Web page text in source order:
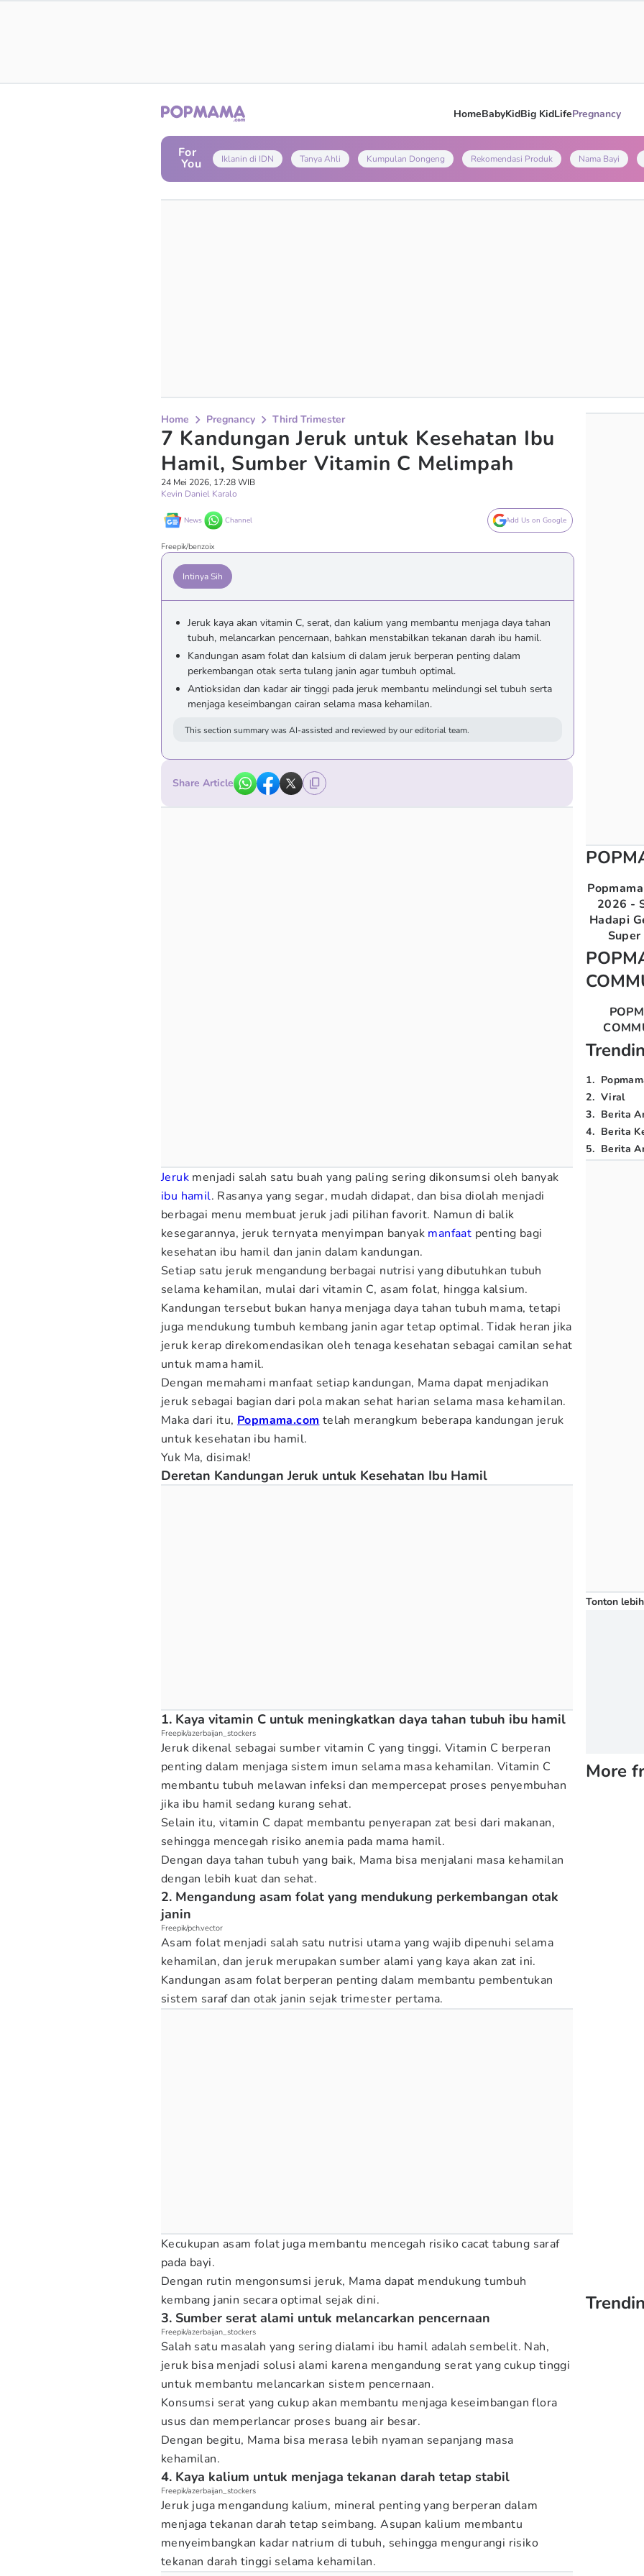
HomeBabyKidBig KidLifePregnancy
For
You Iklanin di IDN Tanya Ahli Kumpulan Dongeng Rekomendasi Produk Nama Bayi
Home Pregnancy Third Trimester
7 Kandungan Jeruk untuk Kesehatan Ibu
Hamil, Sumber Vitamin C Melimpah
24 Mei 2026, 17:28 WIB
Kevin Daniel Karalo
News Channel Add Us on Google
Freepik/benzoix
Intinya Sih
Jeruk kaya akan vitamin C, serat, dan kalium yang membantu menjaga daya tahan
tubuh, melancarkan pencernaan, bahkan menstabilkan tekanan darah ibu hamil.
Kandungan asam folat dan kalsium di dalam jeruk berperan penting dalam
perkembangan otak serta tulang janin agar tumbuh optimal.
Antioksidan dan kadar air tinggi pada jeruk membantu melindungi sel tubuh serta
menjaga keseimbangan cairan selama masa kehamilan.
This section summary was AI-assisted and reviewed by our editorial team.
Share Article
Jeruk menjadi salah satu buah yang paling sering dikonsumsi oleh banyak
ibu hamil. Rasanya yang segar, mudah didapat, dan bisa diolah menjadi
berbagai menu membuat jeruk jadi pilihan favorit. Namun di balik
kesegarannya, jeruk ternyata menyimpan banyak manfaat penting bagi
kesehatan ibu hamil dan janin dalam kandungan.
Setiap satu jeruk mengandung berbagai nutrisi yang dibutuhkan tubuh
selama kehamilan, mulai dari vitamin C, asam folat, hingga kalsium.
Kandungan tersebut bukan hanya menjaga daya tahan tubuh mama, tetapi
juga mendukung tumbuh kembang janin agar tetap optimal. Tidak heran jika
jeruk kerap direkomendasikan oleh tenaga kesehatan sebagai camilan sehat
untuk mama hamil.
Dengan memahami manfaat setiap kandungan, Mama dapat menjadikan
jeruk sebagai bagian dari pola makan sehat harian selama masa kehamilan.
Maka dari itu, Popmama.com telah merangkum beberapa kandungan jeruk
untuk kesehatan ibu hamil.
Yuk Ma, disimak!
Deretan Kandungan Jeruk untuk Kesehatan Ibu Hamil
1. Kaya vitamin C untuk meningkatkan daya tahan tubuh ibu hamil
Freepik/azerbaijan_stockers
Jeruk dikenal sebagai sumber vitamin C yang tinggi. Vitamin C berperan
penting dalam menjaga sistem imun selama masa kehamilan. Vitamin C
membantu tubuh melawan infeksi dan mempercepat proses penyembuhan
jika ibu hamil sedang kurang sehat.
Selain itu, vitamin C dapat membantu penyerapan zat besi dari makanan,
sehingga mencegah risiko anemia pada mama hamil.
Dengan daya tahan tubuh yang baik, Mama bisa menjalani masa kehamilan
dengan lebih kuat dan sehat.
2. Mengandung asam folat yang mendukung perkembangan otak
janin
Freepik/pch.vector
Asam folat menjadi salah satu nutrisi utama yang wajib dipenuhi selama
kehamilan, dan jeruk merupakan sumber alami yang kaya akan zat ini.
Kandungan asam folat berperan penting dalam membantu pembentukan
sistem saraf dan otak janin sejak trimester pertama.
Kecukupan asam folat juga membantu mencegah risiko cacat tabung saraf
pada bayi.
Dengan rutin mengonsumsi jeruk, Mama dapat mendukung tumbuh
kembang janin secara optimal sejak dini.
3. Sumber serat alami untuk melancarkan pencernaan
Freepik/azerbaijan_stockers
Salah satu masalah yang sering dialami ibu hamil adalah sembelit. Nah,
jeruk bisa menjadi solusi alami karena mengandung serat yang cukup tinggi
untuk membantu melancarkan sistem pencernaan.
Konsumsi serat yang cukup akan membantu menjaga keseimbangan flora
usus dan memperlancar proses buang air besar.
Dengan begitu, Mama bisa merasa lebih nyaman sepanjang masa
kehamilan.
4. Kaya kalium untuk menjaga tekanan darah tetap stabil
Freepik/azerbaijan_stockers
Jeruk juga mengandung kalium, mineral penting yang berperan dalam
menjaga tekanan darah tetap seimbang. Asupan kalium membantu
menyeimbangkan kadar natrium di tubuh, sehingga mengurangi risiko
tekanan darah tinggi selama kehamilan.
2026 -
Hadapi
1.
2. Viral
3. Berita
4. Berita
5. Berita
Tonton
More